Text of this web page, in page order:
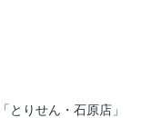
とりせん・石原店」